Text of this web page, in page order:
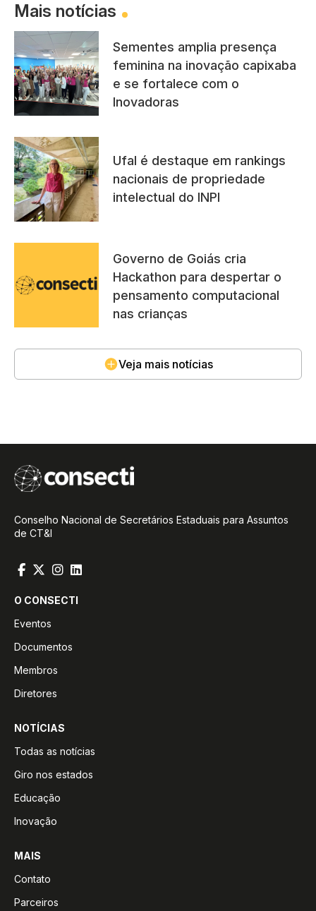
Mais notícias
Sementes amplia presença
feminina na inovação capixaba
e se fortalece com o
Inovadoras
Ufal é destaque em rankings
nacionais de propriedade
intelectual do INPI
Governo de Goiás cria
Hackathon para despertar o
pensamento computacional
nas crianças
Veja mais notícias
Conselho Nacional de Secretários Estaduais para Assuntos
de CT&I
O CONSECTI
Eventos
Documentos
Membros
Diretores
NOTÍCIAS
Todas as notícias
Giro nos estados
Educação
Inovação
MAIS
Contato
Parceiros